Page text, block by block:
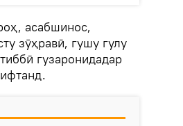
асабшинос,
зӯҳравӣ, гушу гулу
гузаронидадар